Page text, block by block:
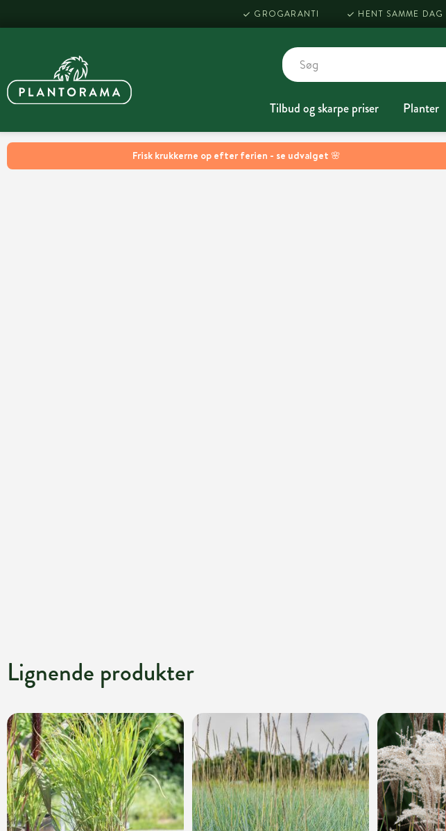
Frisk krukkerne op efter ferien - se udvalget 🌸
GROGARANTI HENT SAMME DAG
Tilbud og skarpe priser Planter
Lignende produkter